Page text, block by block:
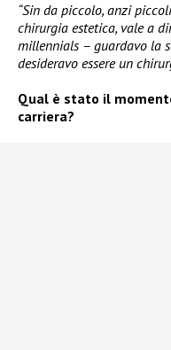
“Sin da piccolo, anzi
chirurgia estetica, vale a
millennials – guardavo la
desideravo essere un
Qual è stato il
carriera?